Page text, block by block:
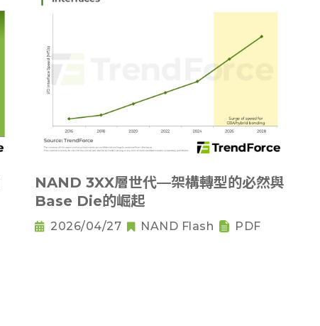
NAND 3XX層世代—架構轉型的必然與
Base Die的崛起
2026/04/27 NAND Flash PDF